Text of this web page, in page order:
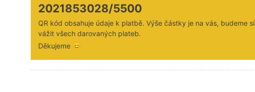
2021853028/5500
QR kód obsahuje údaje k platbě. Výše částky je na vás, budeme si
vážit všech darovaných plateb.
Děkujeme 😊